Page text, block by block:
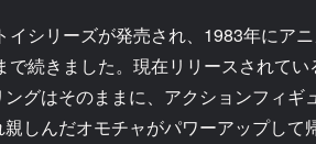
イシリーズが発売され、1983年にア
で続きました。現在リリースされて
グはそのままに、アクションフィ
しんだオモチャがパワーアップし